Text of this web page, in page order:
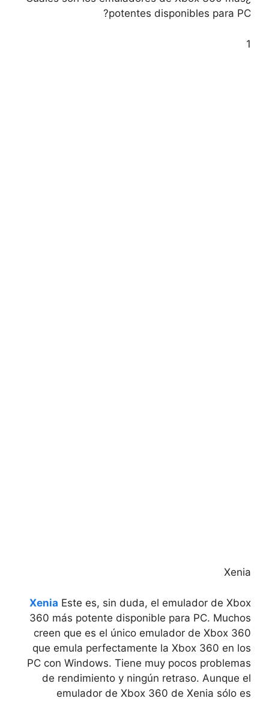
potentes disponibles para PC?
Xenia
XeniaEste es, sin duda, el emulador de Xbox
360 más potente disponible para PC. Muchos
creen que es el único emulador de Xbox 360
que emula perfectamente la Xbox 360 en los
PC con Windows. Tiene muy pocos problemas
de rendimiento y ningún retraso. Aunque el
emulador de Xbox 360 de Xenia sólo es